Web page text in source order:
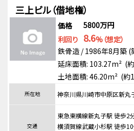
三上ビル（借地権）
価格
5800万円
利回り 8.6%（想定）
鉄骨造 / 1986年8月築 (
延床面積: 103.27m² (
土地面積: 46.20m² (約
所在地 神奈川県川崎市中原区新丸
交通
東急東横線新丸子駅 徒歩2
横須賀線武蔵小杉駅 徒歩